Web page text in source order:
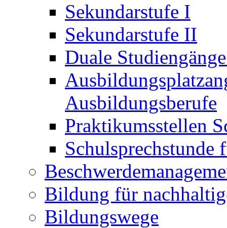
Sekundarstufe I
Sekundarstufe II
Duale
Ausbildungsberufe
Praktikumsstellen
Schulsprechstunde
Bildung für
Bildungswege